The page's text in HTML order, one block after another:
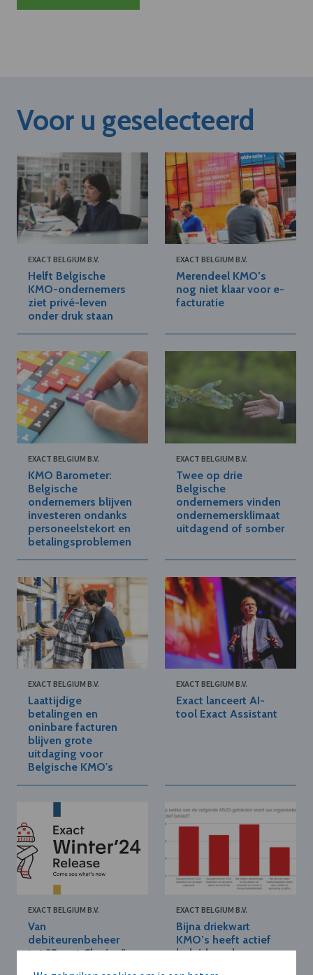
Voor u geselecteerd
EXACT BELGIUM B.V.
Helft Belgische
KMO-ondernemers
ziet privé-leven
onder druk staan
EXACT BELGIUM B.V.
Merendeel KMO’s
nog niet klaar voor e-
facturatie
EXACT BELGIUM B.V.
KMO Barometer:
Belgische
ondernemers blijven
investeren ondanks
personeelstekort en
betalingsproblemen
EXACT BELGIUM B.V.
Twee op drie
Belgische
ondernemers vinden
ondernemersklimaat
uitdagend of somber
EXACT BELGIUM B.V.
Laattijdige
betalingen en
oninbare facturen
blijven grote
uitdaging voor
Belgische KMO's
EXACT BELGIUM B.V.
Exact lanceert AI-
tool Exact Assistant
EXACT BELGIUM B.V.
Van
debiteurenbeheer
tot "Smart Closing":
EXACT BELGIUM B.V.
Bijna driekwart
KMO’s heeft actief
beleid rond